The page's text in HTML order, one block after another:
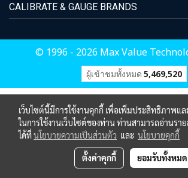
CALIBRATE & GAUGE BRANDS
© 1996 - 2026 Max Value
ผู้เข้าชมวันนี้ 1
เว็บไซต์นี้มีการใช้งานคุกกี้ เพื่อเพิ่มประสิทธิภาพแ
ในการใช้งานเว็บไซต์ของท่าน ท่านสามารถอ่านรา
ได้ที่นโยบายความเป็นส่วนตัว และ นโยบายคุกกี้
ตั้งค่าคุกกี้ ยอมรับทั้งหมด